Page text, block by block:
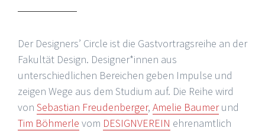
Der Designers’ Circle ist die Gastvortragsreihe an der
Fakultät Design. Designer*innen aus
unterschiedlichen Bereichen geben Impulse und
zeigen Wege aus dem Studium auf. Die Reihe wird
von Sebastian Freudenberger, Amelie Baumerund
Tim Böhmerle vom DESIGNVEREIN ehrenamtlich